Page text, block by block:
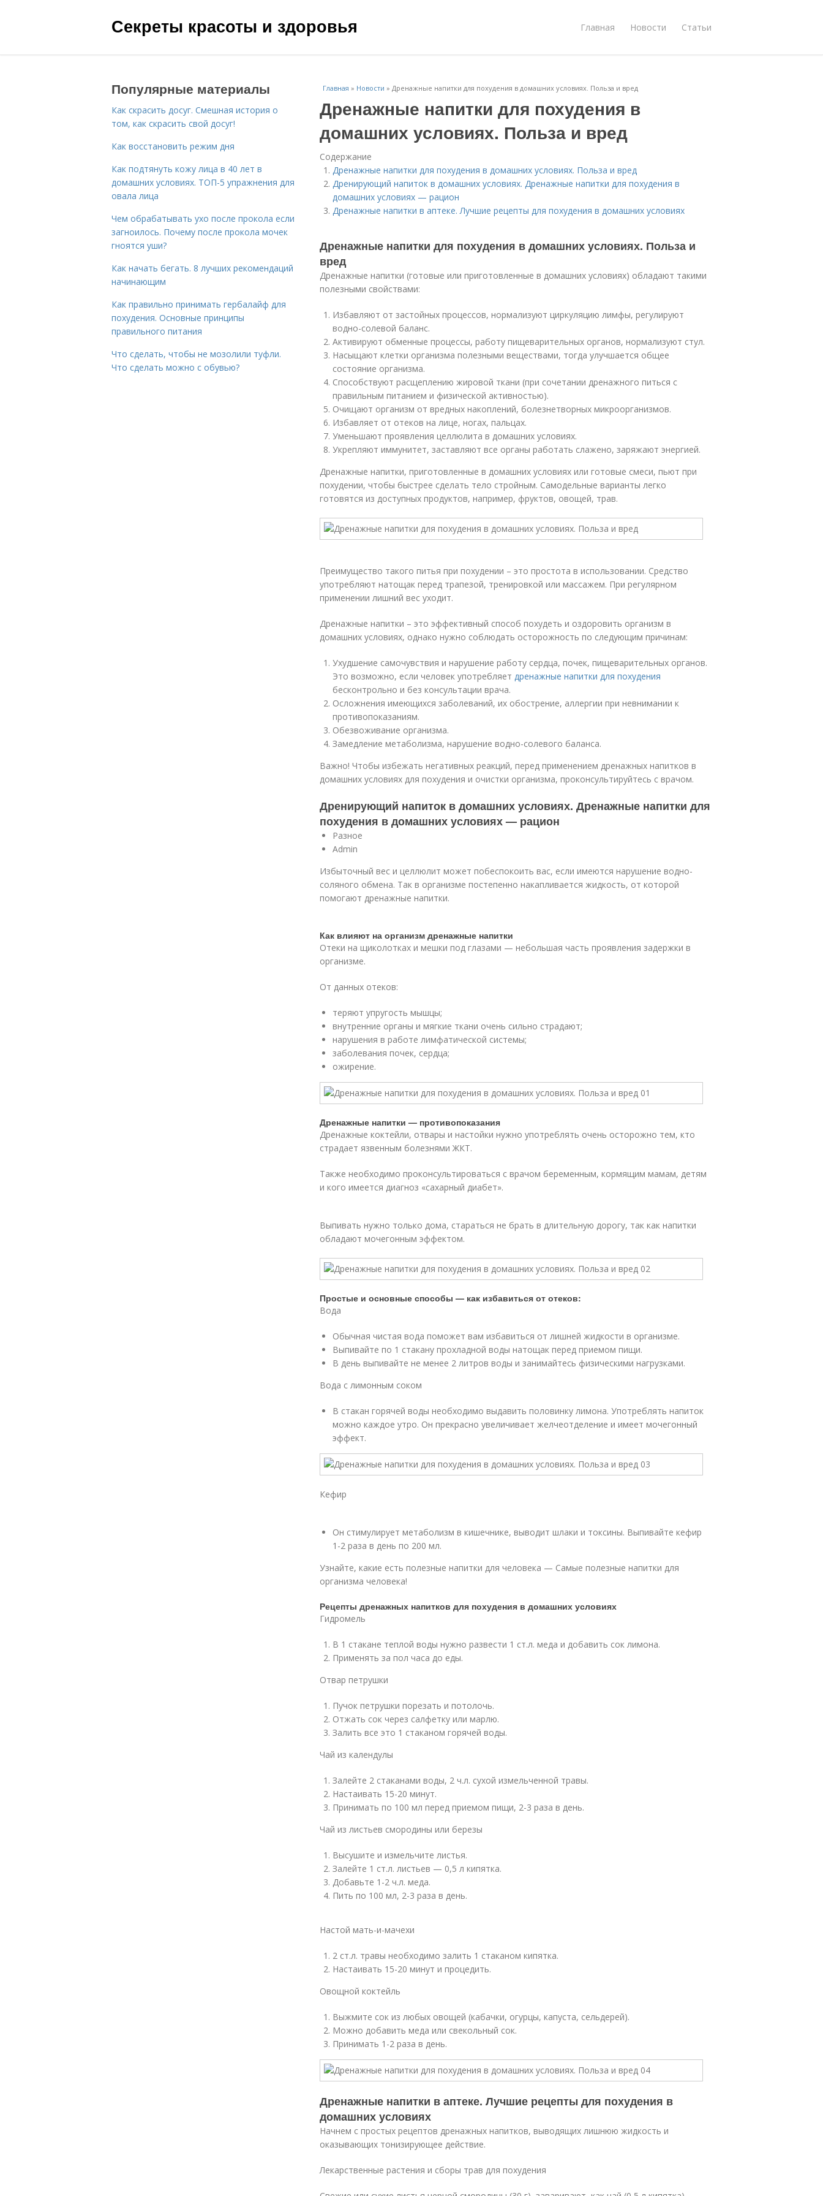
Секреты красоты и здоровья Главная Новости Статьи
Главная » Новости » Дренажные напитки для похудения в домашних условиях. Польза и вред
Дренажные напитки для похудения в
домашних условиях. Польза и вред
Содержание
Дренажные напитки для похудения в домашних условиях. Польза и вред
Дренирующий напиток в домашних условиях. Дренажные напитки для похудения в
домашних условиях — рацион
Дренажные напитки в аптеке. Лучшие рецепты для похудения в домашних условиях
Дренажные напитки для похудения в домашних условиях. Польза и
вред
Дренажные напитки (готовые или приготовленные в домашних условиях) обладают такими
полезными свойствами:
Избавляют от застойных процессов, нормализуют циркуляцию лимфы, регулируют
водно-солевой баланс.
Активируют обменные процессы, работу пищеварительных органов, нормализуют стул.
Насыщают клетки организма полезными веществами, тогда улучшается общее
состояние организма.
Способствуют расщеплению жировой ткани (при сочетании дренажного питься с
правильным питанием и физической активностью).
Очищают организм от вредных накоплений, болезнетворных микроорганизмов.
Избавляет от отеков на лице, ногах, пальцах.
Уменьшают проявления целлюлита в домашних условиях.
Укрепляют иммунитет, заставляют все органы работать слажено, заряжают энергией.
Дренажные напитки, приготовленные в домашних условиях или готовые смеси, пьют при
похудении, чтобы быстрее сделать тело стройным. Самодельные варианты легко
готовятся из доступных продуктов, например, фруктов, овощей, трав.
Преимущество такого питья при похудении – это простота в использовании. Средство
употребляют натощак перед трапезой, тренировкой или массажем. При регулярном
применении лишний вес уходит.
Дренажные напитки – это эффективный способ похудеть и оздоровить организм в
домашних условиях, однако нужно соблюдать осторожность по следующим причинам:
Ухудшение самочувствия и нарушение работу сердца, почек, пищеварительных органов.
Это возможно, если человек употребляет дренажные напитки для похудения
бесконтрольно и без консультации врача.
Осложнения имеющихся заболеваний, их обострение, аллергии при невнимании к
противопоказаниям.
Обезвоживание организма.
Замедление метаболизма, нарушение водно-солевого баланса.
Важно! Чтобы избежать негативных реакций, перед применением дренажных напитков в
домашних условиях для похудения и очистки организма, проконсультируйтесь с врачом.
Дренирующий напиток в домашних условиях. Дренажные напитки для
похудения в домашних условиях — рацион
Разное
Admin
Избыточный вес и целлюлит может побеспокоить вас, если имеются нарушение водно-
соляного обмена. Так в организме постепенно накапливается жидкость, от которой
помогают дренажные напитки.
Как влияют на организм дренажные напитки
Отеки на щиколотках и мешки под глазами — небольшая часть проявления задержки в
организме.
От данных отеков:
теряют упругость мышцы;
внутренние органы и мягкие ткани очень сильно страдают;
нарушения в работе лимфатической системы;
заболевания почек, сердца;
ожирение.
Дренажные напитки — противопоказания
Дренажные коктейли, отвары и настойки нужно употреблять очень осторожно тем, кто
страдает язвенным болезнями ЖКТ.
Также необходимо проконсультироваться с врачом беременным, кормящим мамам, детям
и кого имеется диагноз «сахарный диабет».
Выпивать нужно только дома, стараться не брать в длительную дорогу, так как напитки
обладают мочегонным эффектом.
Простые и основные способы — как избавиться от отеков:
Вода
Обычная чистая вода поможет вам избавиться от лишней жидкости в организме.
Выпивайте по 1 стакану прохладной воды натощак перед приемом пищи.
В день выпивайте не менее 2 литров воды и занимайтесь физическими нагрузками.
Вода с лимонным соком
В стакан горячей воды необходимо выдавить половинку лимона. Употреблять напиток
можно каждое утро. Он прекрасно увеличивает желчеотделение и имеет мочегонный
эффект.
Кефир
Он стимулирует метаболизм в кишечнике, выводит шлаки и токсины. Выпивайте кефир
1-2 раза в день по 200 мл.
Узнайте, какие есть полезные напитки для человека — Самые полезные напитки для
организма человека!
Рецепты дренажных напитков для похудения в домашних условиях
Гидромель
В 1 стакане теплой воды нужно развести 1 ст.л. меда и добавить сок лимона.
Применять за пол часа до еды.
Отвар петрушки
Пучок петрушки порезать и потолочь.
Отжать сок через салфетку или марлю.
Залить все это 1 стаканом горячей воды.
Чай из календулы
Залейте 2 стаканами воды, 2 ч.л. сухой измельченной травы.
Настаивать 15-20 минут.
Принимать по 100 мл перед приемом пищи, 2-3 раза в день.
Чай из листьев смородины или березы
Высушите и измельчите листья.
Залейте 1 ст.л. листьев — 0,5 л кипятка.
Добавьте 1-2 ч.л. меда.
Пить по 100 мл, 2-3 раза в день.
Настой мать-и-мачехи
2 ст.л. травы необходимо залить 1 стаканом кипятка.
Настаивать 15-20 минут и процедить.
Овощной коктейль
Выжмите сок из любых овощей (кабачки, огурцы, капуста, сельдерей).
Можно добавить меда или свекольный сок.
Принимать 1-2 раза в день.
Дренажные напитки в аптеке. Лучшие рецепты для похудения в
домашних условиях
Начнем с простых рецептов дренажных напитков, выводящих лишнюю жидкость и
оказывающих тонизирующее действие.
Лекарственные растения и сборы трав для похудения
Популярные материалы
Как скрасить досуг. Смешная история о
том, как скрасить свой досуг!
Как восстановить режим дня
Как подтянуть кожу лица в 40 лет в
домашних условиях. ТОП-5 упражнения для
овала лица
Чем обрабатывать ухо после прокола если
загноилось. Почему после прокола мочек
гноятся уши?
Как начать бегать. 8 лучших рекомендаций
начинающим
Как правильно принимать гербалайф для
похудения. Основные принципы
правильного питания
Что сделать, чтобы не мозолили туфли.
Что сделать можно с обувью?